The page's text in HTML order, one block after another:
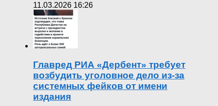
11.03.2026 16:26
Главред РИА «Дербент» требует
возбудить уголовное дело из-за
системных фейков от имени
издания